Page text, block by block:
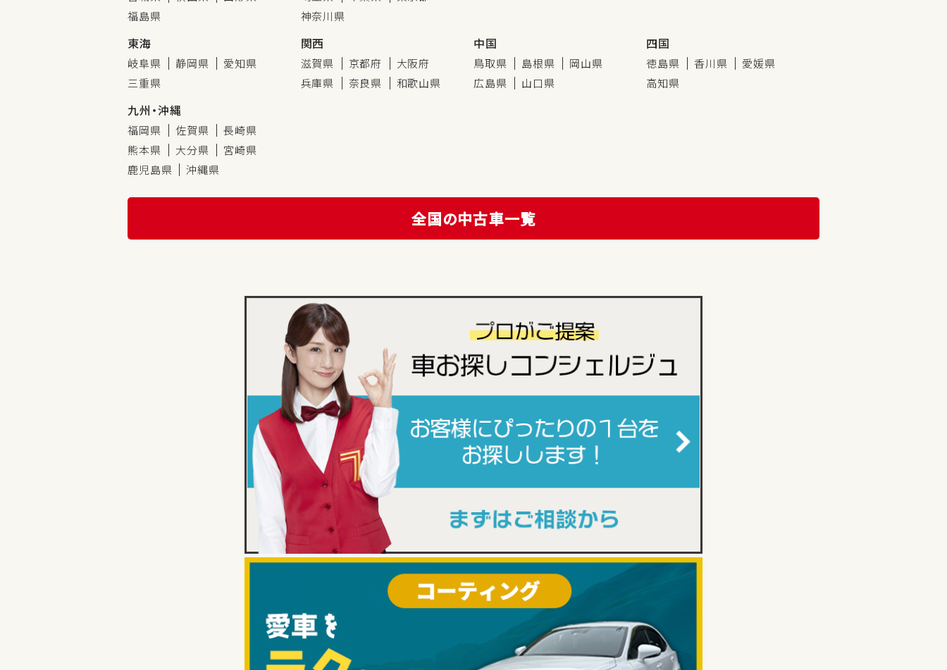
福島県
神奈川県
東海
岐阜県 静岡県
愛知県
三重県
関西
滋賀県 京都府
大阪府
兵庫県
奈良県 和歌山県
中国
鳥取県 島根県
岡山県
広島県
山口県
四国
徳島県 香川県
愛媛県
高知県
九州・沖縄
福岡県 佐賀県
長崎県
熊本県
大分県
宮崎県
鹿児島県
沖縄県
全国の中古車一覧